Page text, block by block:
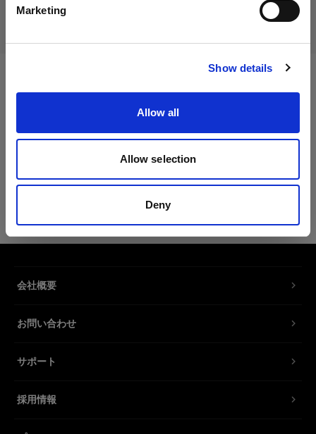
Marketing
Show details
Allow all
Allow selection
Deny
サイトにアクセス
配送と返品
仕様：
Profoto T-shirt B Classic XL
黒の控えめなProfotoロゴ入りTシャツ
新作の T シャツ B クラシックは、コットン
材を使用しており、やわらかさと丈夫さを求める
ムフィットで、あらゆるシチュエーションにマッ
の定番となるでしょう。
会社概要
お問い合わせ
サポート
採用情報